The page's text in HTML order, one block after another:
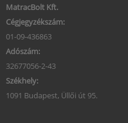
MatracBolt Kft.
Cégjegyzékszám:
01-09-436863
Adószám:
32677056-2-43
Székhely:
1091 Budapest, Üllői út 95.